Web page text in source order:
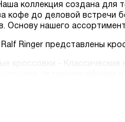
коллекция создана для
кофе до деловой встречи
Основу нашего
Ralf Ringer представлены
кроссовки -
- Стильные модели,